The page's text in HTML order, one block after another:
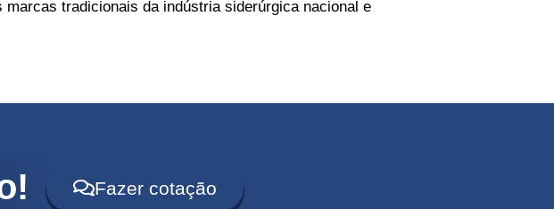
tradicionais da indústria siderúrgica nacional e
Fazer cotação